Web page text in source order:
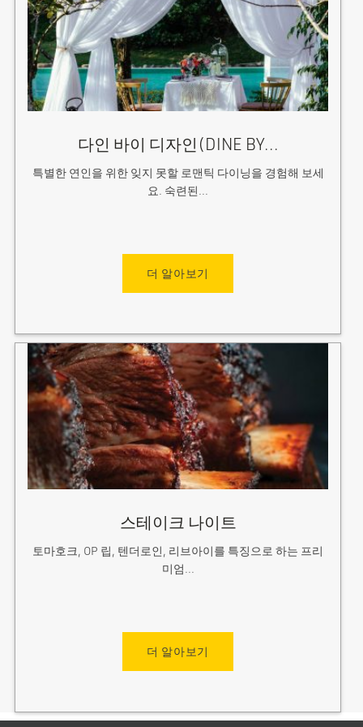
다인 바이 디자인(DINE BY...
특별한 연인을 위한 잊지 못할 로맨틱 다이닝을 경험해 보세
요. 숙련된...
더 알아보기
스테이크 나이트
토마호크, OP 립, 텐더로인, 리브아이를 특징으로 하는 프리
미엄...
더 알아보기